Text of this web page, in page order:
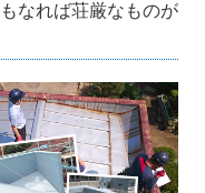
なれば荘厳なものが